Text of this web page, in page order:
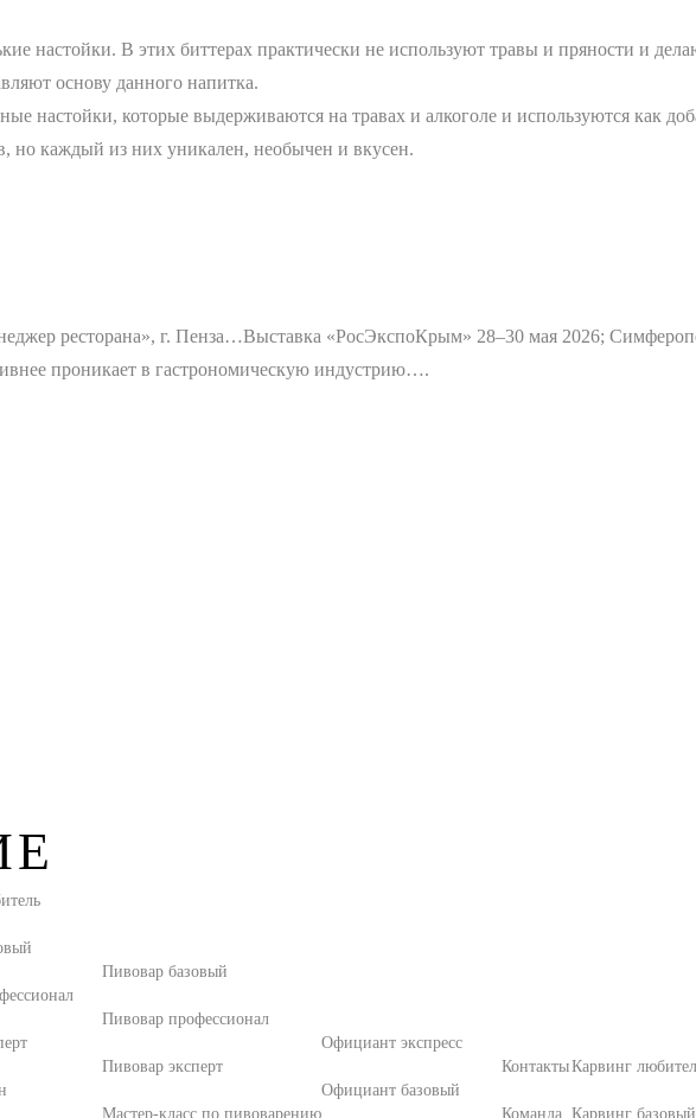
настойки. В этих биттерах практически не используют травы и пряности и
основу данного напитка.
настойки, которые выдерживаются на травах и алкоголе и используются как
но каждый из них уникален, необычен и вкусен.
ресторана», г. Пенза…Выставка «РосЭкспоКрым» 28–30 мая 2026;
проникает в гастрономическую индустрию….
Пивовар базовый
Пивовар профессионал
Пивовар эксперт
Мастер-класс по пивоварению
Официант экспресс
Официант базовый
Контакты
Команда
Карвинг
Карвинг базовый